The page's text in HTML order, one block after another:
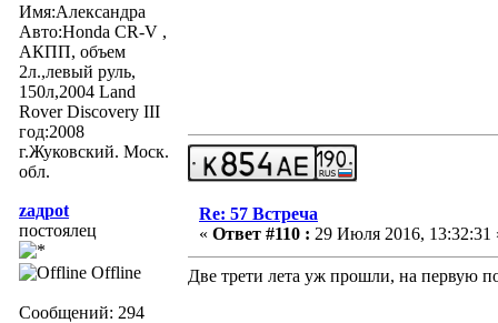
Имя:Александра
Авто:Honda CR-V ,
АКПП, объем
2л.,левый руль,
150л,2004 Land
Rover Discovery III
год:2008
г.Жуковский. Моск.
обл.
zадрot
постоялец
Offline
Сообщений: 294
Re: 57 Встреча
« Ответ #110 : 29 Июля 2016, 13:32:31
Две трети лета уж прошли, на первую